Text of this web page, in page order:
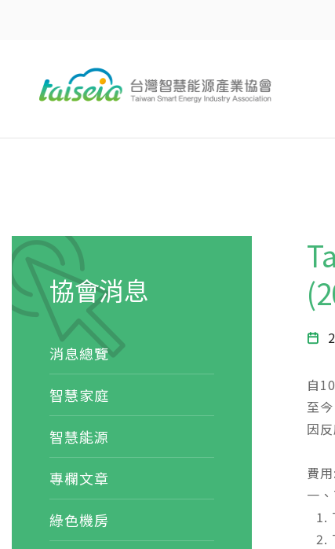
自
至
因
費用:
一
協會消息
消息總覽
智慧家庭
智慧能源
專欄文章
綠色機房